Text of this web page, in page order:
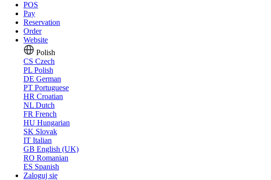
POS
Pay
Reservation
Order
Website
Polish
CS Czech
PL Polish
DE German
PT Portuguese
HR Croatian
NL Dutch
FR French
HU Hungarian
SK Slovak
IT Italian
GB English (UK)
RO Romanian
ES Spanish
Zaloguj się